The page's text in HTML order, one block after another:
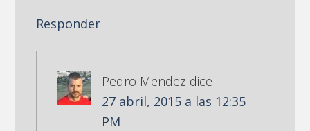
Responder
Pedro Mendez dice
27 abril, 2015 a las 12:35
PM